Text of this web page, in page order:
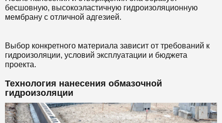
бесшовную, высокоэластичную гидроизоляционную
мембрану с отличной адгезией.
Выбор конкретного материала зависит от требований к
гидроизоляции, условий эксплуатации и бюджета
проекта.
Технология нанесения обмазочной
гидроизоляции